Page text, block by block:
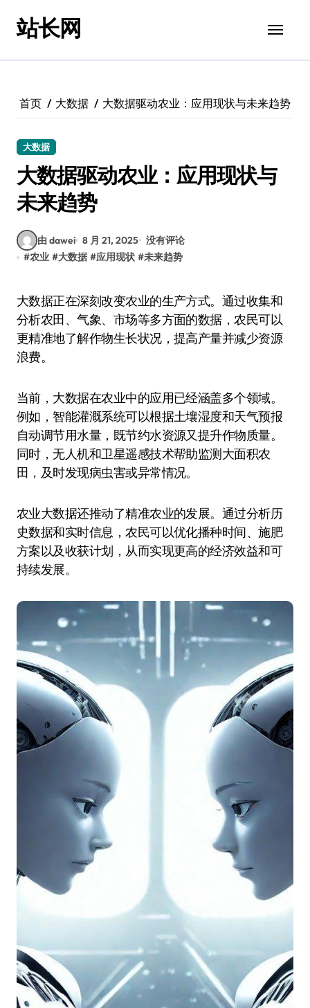
站长网
首页 大数据 大数据驱动农业：应用现状与未来趋势
大数据
大数据驱动农业：应用现状与
未来趋势
由 dawei 8 月 21, 2025 没有评论
#农业 #大数据 #应用现状 #未来趋势
大数据正在深刻改变农业的生产方式。通过收集和
分析农田、气象、市场等多方面的数据，农民可以
更精准地了解作物生长状况，提高产量并减少资源
浪费。
当前，大数据在农业中的应用已经涵盖多个领域。
例如，智能灌溉系统可以根据土壤湿度和天气预报
自动调节用水量，既节约水资源又提升作物质量。
同时，无人机和卫星遥感技术帮助监测大面积农
田，及时发现病虫害或异常情况。
农业大数据还推动了精准农业的发展。通过分析历
史数据和实时信息，农民可以优化播种时间、施肥
方案以及收获计划，从而实现更高的经济效益和可
持续发展。